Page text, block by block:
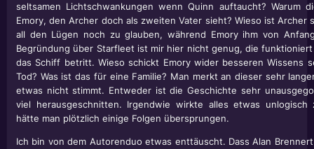
seltsamen Lichtschwankungen wenn Quinn auftaucht? Warum
Emory, den Archer doch als zweiten Vater sieht? Wieso ist Archer
all den Lügen noch zu glauben, während Emory ihm von
Begründung über Starfleet ist mir hier nicht genug, die
das Schiff betritt. Wieso schickt Emory wider besseren Wissens
Tod? Was ist das für eine Familie? Man merkt an dieser sehr
etwas nicht stimmt. Entweder ist die Geschichte sehr
viel herausgeschnitten. Irgendwie wirkte alles etwas unlogisch
hätte man plötzlich einige Folgen übersprungen.
Ich bin von dem Autorenduo etwas enttäuscht. Dass Alan